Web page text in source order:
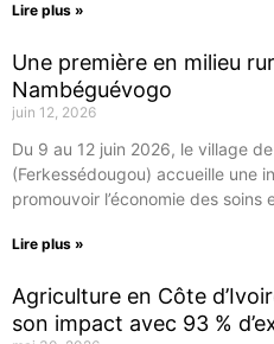
Lire plus »
Une première en milieu
Nambéguévogo
juin 12, 2026
Du 9 au 12 juin 2026, le village
(Ferkessédougou) accueille une
promouvoir l’économie des soins
Lire plus »
Agriculture en Côte
son impact avec 93 %